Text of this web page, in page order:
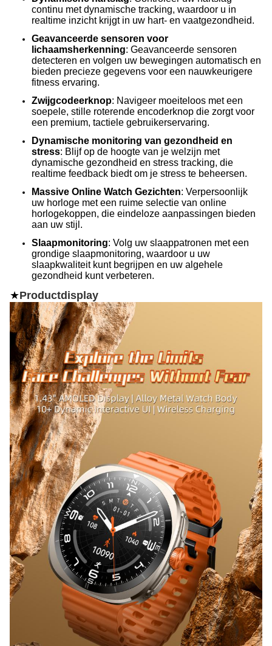
continu met dynamische tracking, waardoor u in
realtime inzicht krijgt in uw hart- en vaatgezondheid.
Geavanceerde sensoren voor
lichaamsherkenning: Geavanceerde sensoren
detecteren en volgen uw bewegingen automatisch en
bieden precieze gegevens voor een nauwkeurigere
fitness ervaring.
Zwijgcodeerknop: Navigeer moeiteloos met een
soepele, stille roterende encoderknop die zorgt voor
een premium, tactiele gebruikerservaring.
Dynamische monitoring van gezondheid en
stress: Blijf op de hoogte van je welzijn met
dynamische gezondheid en stress tracking, die
realtime feedback biedt om je stress te beheersen.
Massive Online Watch Gezichten: Verpersoonlijk
uw horloge met een ruime selectie van online
horlogekoppen, die eindeloze aanpassingen bieden
aan uw stijl.
Slaapmonitoring: Volg uw slaappatronen met een
grondige slaapmonitoring, waardoor u uw
slaapkwaliteit kunt begrijpen en uw algehele
gezondheid kunt verbeteren.
★Productdisplay